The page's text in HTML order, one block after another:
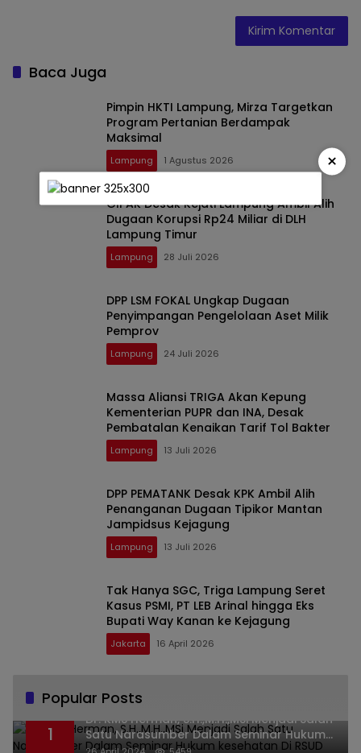
Baca Juga
Pimpin HKTI Lampung, Mirza Targetkan
Program Pertanian Berdampak
Maksimal
Lampung 1 Agustus 2026
GIPAK Desak Kejati Lampung Ambil Alih
Dugaan Korupsi Rp24 Miliar di DLH
Lampung Timur
Lampung 28 Juli 2026
DPP LSM FOKAL Ungkap Dugaan
Penyimpangan Pengelolaan Aset Milik
Pemprov
Lampung 24 Juli 2026
Massa Aliansi TRIGA Akan Kepung
Kementerian PUPR dan INA, Desak
Pembatalan Kenaikan Tarif Tol Bakter
Lampung 13 Juli 2026
DPP PEMATANK Desak KPK Ambil Alih
Penanganan Dugaan Tipikor Mantan
Jampidsus Kejagung
Lampung 13 Juli 2026
Tak Hanya SGC, Triga Lampung Seret
Kasus PSMI, PT LEB Arinal hingga Eks
Bupati Way Kanan ke Kejagung
Jakarta 16 April 2026
Popular Posts
1
Dr. KMS Herman, S.H.,M.H.,MSi Menjadi Salah
Satu Narasumber Dalam Seminar Hukum
kesehatan Di RSUD Leuwiliang
×